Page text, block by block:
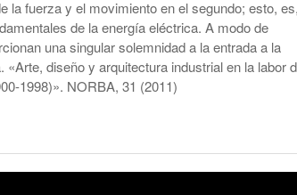
la fuerza y el movimiento en el segundo; esto, es,
de la energía eléctrica. A modo de
una singular solemnidad a la entrada a la
«Arte, diseño y arquitectura industrial en la labor
1998)». NORBA, 31 (2011)